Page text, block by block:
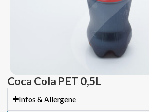
Coca Cola PET 0,5L
Infos & Allergene